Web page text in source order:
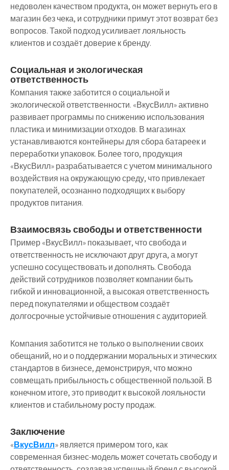
недоволен качеством продукта, он может вернуть его в
магазин без чека, и сотрудники примут этот возврат без
вопросов. Такой подход усиливает лояльность
клиентов и создаёт доверие к бренду.
Социальная и экологическая
ответственность
Компания также заботится о социальной и
экологической ответственности. «ВкусВилл» активно
развивает программы по снижению использования
пластика и минимизации отходов. В магазинах
устанавливаются контейнеры для сбора батареек и
переработки упаковок. Более того, продукция
«ВкусВилл» разрабатывается с учетом минимального
воздействия на окружающую среду, что привлекает
покупателей, осознанно подходящих к выбору
продуктов питания.
Взаимосвязь свободы и ответственности
Пример «ВкусВилл» показывает, что свобода и
ответственность не исключают друг друга, а могут
успешно сосуществовать и дополнять. Свобода
действий сотрудников позволяет компании быть
гибкой и инновационной, а высокая ответственность
перед покупателями и обществом создаёт
долгосрочные устойчивые отношения с аудиторией.
Компания заботится не только о выполнении своих
обещаний, но и о поддержании моральных и этических
стандартов в бизнесе, демонстрируя, что можно
совмещать прибыльность с общественной пользой. В
конечном итоге, это приводит к высокой лояльности
клиентов и стабильному росту продаж.
Заключение
«ВкусВилл» является примером того, как
современная бизнес-модель может сочетать свободу и